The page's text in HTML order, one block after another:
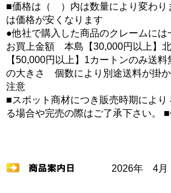
■価格は（ ）内は数量により変わ
は価格が安くなります
●他社で購入した商品のクレームには
お買上金額 本島【30,000円以上】
【50,000円以上】1カートンのみ送
の大きさ 個数により別途送料が掛
注意
■スポット商材につき販売時期により
る場合や完売の際はご了承下さい。
2026年 4